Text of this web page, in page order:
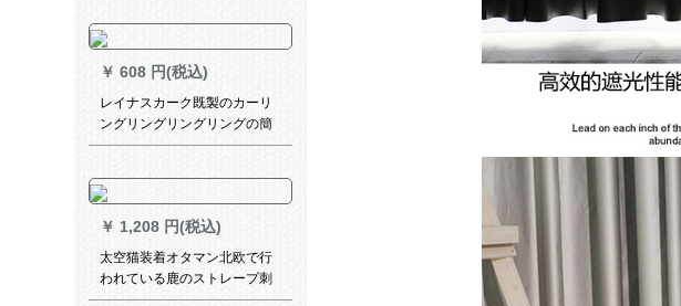
￥ 608 円(税込)
レイナスカーク既製のカーリ
ングリングリングリングの簡
易レンターム不要カーン不要
熱カーターテージ七色石緑+伸
縮ロッドセムス1.2*1.5高(単
項)
￥ 1,208 円(税込)
太空猫装着オタマン北欧で行
われている鹿のストレープ刺
されたボディテ-ン子供部屋リ